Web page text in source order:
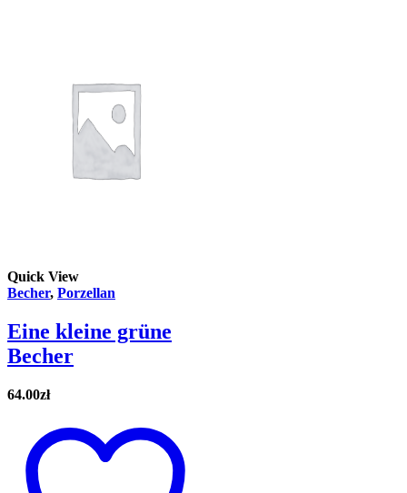
Quick View
Becher, Porzellan
Eine kleine grüne
Becher
64.00zł